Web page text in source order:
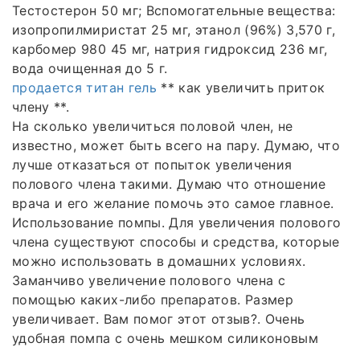
Тестостерон 50 мг; Вспомогательные вещества:
изопропилмиристат 25 мг, этанол (96%) 3,570 г,
карбомер 980 45 мг, натрия гидроксид 236 мг,
вода очищенная до 5 г.
продается титан гель ** как увеличить приток
члену **.
На сколько увеличиться половой член, не
известно, может быть всего на пару. Думаю, что
лучше отказаться от попыток увеличения
полового члена такими. Думаю что отношение
врача и его желание помочь это самое главное.
Использование помпы. Для увеличения полового
члена существуют способы и средства, которые
можно использовать в домашних условиях.
Заманчиво увеличение полового члена с
помощью каких-либо препаратов. Размер
увеличивает. Вам помог этот отзыв?. Очень
удобная помпа с очень мешком силиконовым